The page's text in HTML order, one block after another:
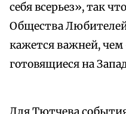
себя всерьез», так
Общества
кажется важней,
готовящиеся на